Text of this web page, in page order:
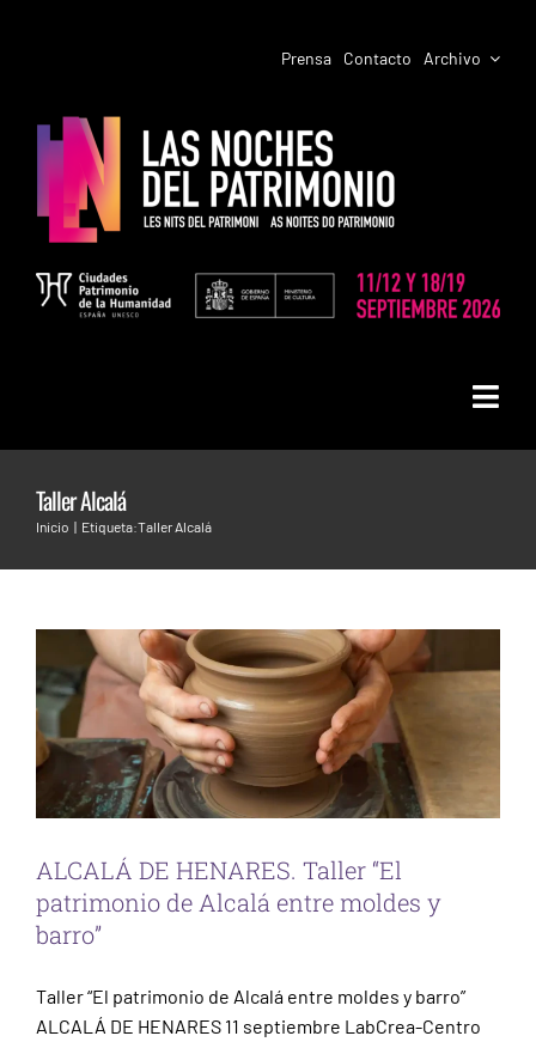
Prensa Contacto Archivo
LAS NOCHES DEL PATRIMONIO
PROGRAMACIÓN CIUDADES
Taller Alcalá
Inicio Etiqueta:Taller Alcalá
ALCALÁ DE HENARES. Taller “El
ALCALÁ DE HENARES. Taller “El
patrimonio de Alcalá entre moldes y
barro”
Taller “El patrimonio de Alcalá entre moldes y barro”
ALCALÁ DE HENARES 11 septiembre LabCrea-Centro